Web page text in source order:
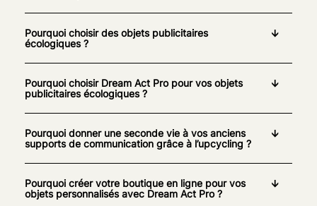
Pourquoi choisir des objets publicitaires
écologiques ?
Pourquoi choisir Dream Act Pro pour vos objets
publicitaires écologiques ?
Pourquoi donner une seconde vie à vos anciens
supports de communication grâce à l’upcycling ?
Pourquoi créer votre boutique en ligne pour vos
objets personnalisés avec Dream Act Pro ?